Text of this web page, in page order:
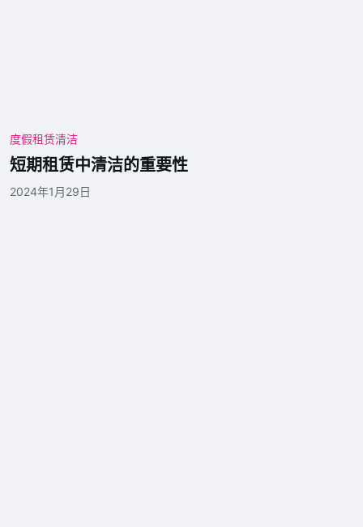
度假租赁清洁
短期租赁中清洁的重要性
2024年1月29日